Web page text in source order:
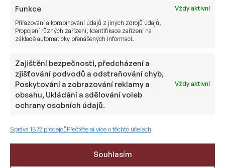
Funkce
Vždy aktivní
Přiřazování a kombinování údajů z jiných zdrojů údajů,
Propojení různých zařízení, Identifikace zařízení na
základě automaticky přenášených informací.
Zajištění bezpečnosti, předcházení a
zjišťování podvodů a odstraňování chyb,
Poskytování a zobrazování reklamy a
obsahu, Ukládání a sdělování voleb
ochrany osobních údajů.
Vždy aktivní
Správa 1372 prodejcůPřečtěte si více o těchto účelech
Souhlasím
pro klienta výhodnější? Pracuji s
provizním i placeným investičním či
finančním poradenstvím, jaké je mé
srovnání?
Jan Sušánka 24. 12. 2016